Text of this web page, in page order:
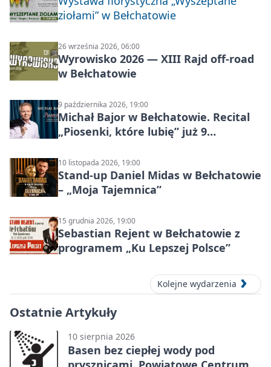
ziołami” w Bełchatowie
26 września 2026, 06:00
Wyrowisko 2026 — XIII Rajd off‑road
w Bełchatowie
9 października 2026, 19:00
Michał Bajor w Bełchatowie. Recital
„Piosenki, które lubię” już 9
10 listopada 2026, 19:00
Stand-up Daniel Midas w Bełchatowie
– „Moja Tajemnica”
15 grudnia 2026, 19:00
Sebastian Rejent w Bełchatowie z
programem „Ku Lepszej Polsce”
Kolejne wydarzenia
Ostatnie Artykuły
10 sierpnia 2026
Basen bez ciepłej wody pod